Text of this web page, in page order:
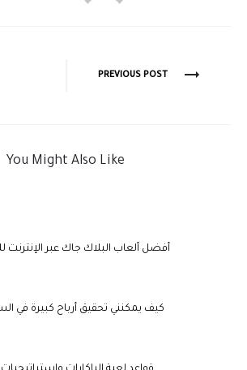
PREVIOUS POST
You Might Also Like
أفضل ألعاب البلاك جاك عبر الإنترنت
كيف يمكنني تحقيق أرباح كبيرة في